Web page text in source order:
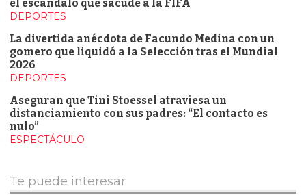
el escándalo que sacude a la FIFA
DEPORTES
La divertida anécdota de Facundo Medina con un
gomero que liquidó a la Selección tras el Mundial
2026
DEPORTES
Aseguran que Tini Stoessel atraviesa un
distanciamiento con sus padres: “El contacto es
nulo”
ESPECTÁCULO
Te puede interesar